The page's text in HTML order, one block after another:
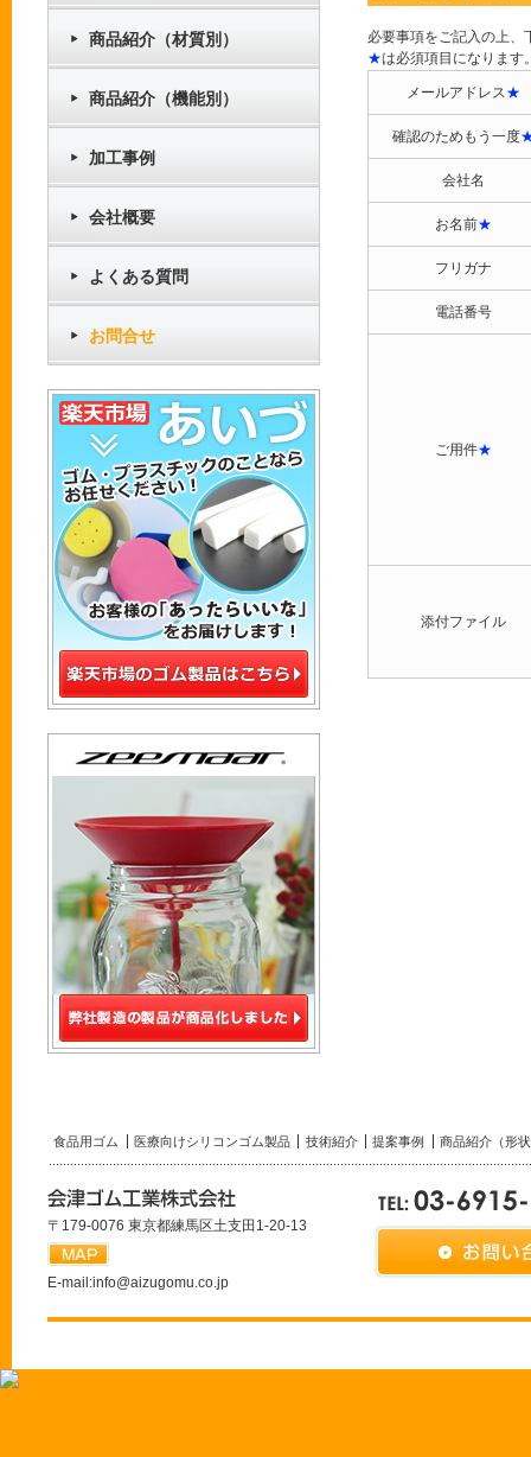
必要事項をご記入の上、
★は必須項目になります
メールアドレス★
確認のためもう一度
会社名
お名前★
フリガナ
電話番号
ご用件★
添付ファイル
商品紹介（材質別）
商品紹介（機能別）
加工事例
会社概要
よくある質問
お問合せ
食品用ゴム 医療向けシリコンゴム製品 技術紹介 提案事例 商品紹介（形
〒179-0076 東京都練馬区土支田1-20-13
E-mail:info@aizugomu.co.jp